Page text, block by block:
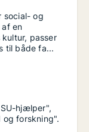
social- og
en
passer
til både fa...
hjælper",
forskning".